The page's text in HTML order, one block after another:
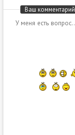
Ваш комментарий